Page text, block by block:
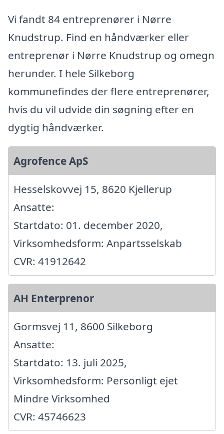
Vi fandt 84 entreprenører i Nørre
Knudstrup. Find en håndværker eller
entreprenør i Nørre Knudstrup og omegn
herunder. I hele Silkeborg
kommunefindes der flere entreprenører,
hvis du vil udvide din søgning efter en
dygtig håndværker.
Agrofence ApS
Hesselskovvej 15, 8620 Kjellerup
Ansatte:
Startdato: 01. december 2020,
Virksomhedsform: Anpartsselskab
CVR: 41912642
AH Enterprenor
Gormsvej 11, 8600 Silkeborg
Ansatte:
Startdato: 13. juli 2025,
Virksomhedsform: Personligt ejet
Mindre Virksomhed
CVR: 45746623